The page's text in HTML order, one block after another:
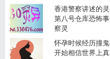
香港警察讲述的灵
第八号仓库恐怖
察灵
怀孕时候经历撞
开始相信世界上